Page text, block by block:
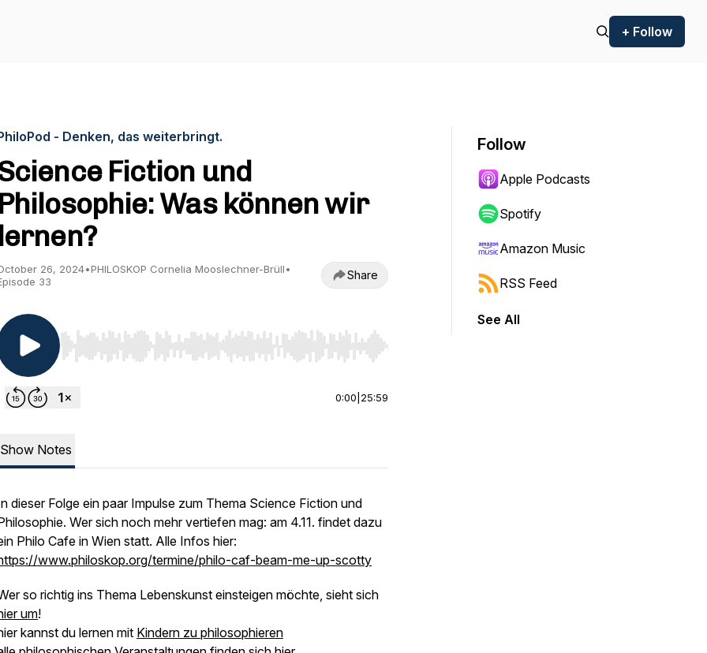
+ Follow
- Denken, das weiterbringt.
Fiction und
Philosophie: Was können wir
lernen?
26, 2024•PHILOSKOP Cornelia Mooslechner-Brüll•
33
Share
Use Left/Right to seek, Home/End to jump to start or end. Hold shift to jump forward or backward.
0:00 25:59
Show Notes
dieser Folge ein paar Impulse zum Thema Science Fiction und
Wer sich noch mehr vertiefen mag: am 4.11. findet dazu
Philo Cafe in Wien statt. Alle Infos hier:
www.philoskop.org/termine/philo-caf-beam-me-up-scotty
so richtig ins Thema Lebenskunst einsteigen möchte, sieht sich
um!
kannst du lernen mit Kindern zu philosophieren
Follow
Apple Podcasts
Spotify
Amazon Music
RSS Feed
See All